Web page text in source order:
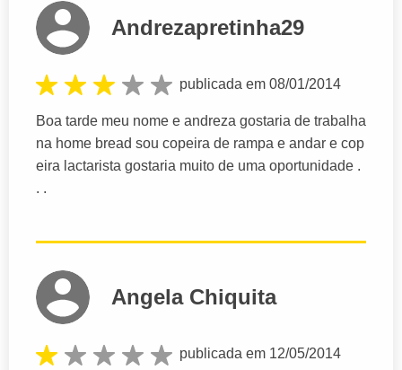
Andrezapretinha29
publicada em 08/01/2014
Boa tarde meu nome e andreza gostaria de trabalha
na home bread sou copeira de rampa e andar e cop
eira lactarista gostaria muito de uma oportunidade .
. .
Angela Chiquita
publicada em 12/05/2014